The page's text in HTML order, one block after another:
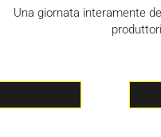
Una giornata interamente